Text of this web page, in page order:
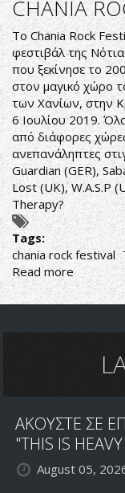
ΚΑΙ
ΟΙ
CHANIA
Το Chania Rock
φεστιβάλ της
που ξεκίνησε το
στον μαγικό χώρο
των Χανίων, στην
6 Ιουλίου 2019.
από διάφορες
ανεπανάληπτες
Guardian (GER),
Lost (UK), W.A.S.P
Therapy?
Tags:
chania rock festival
Read more about
CHANIA
ROCK
ΑΚΟΥΣΤΕ ΣΕ
"THIS IS
August 05,